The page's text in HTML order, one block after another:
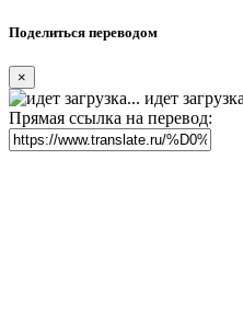
Поделиться переводом
×
идет
Прямая ссылка на перевод: